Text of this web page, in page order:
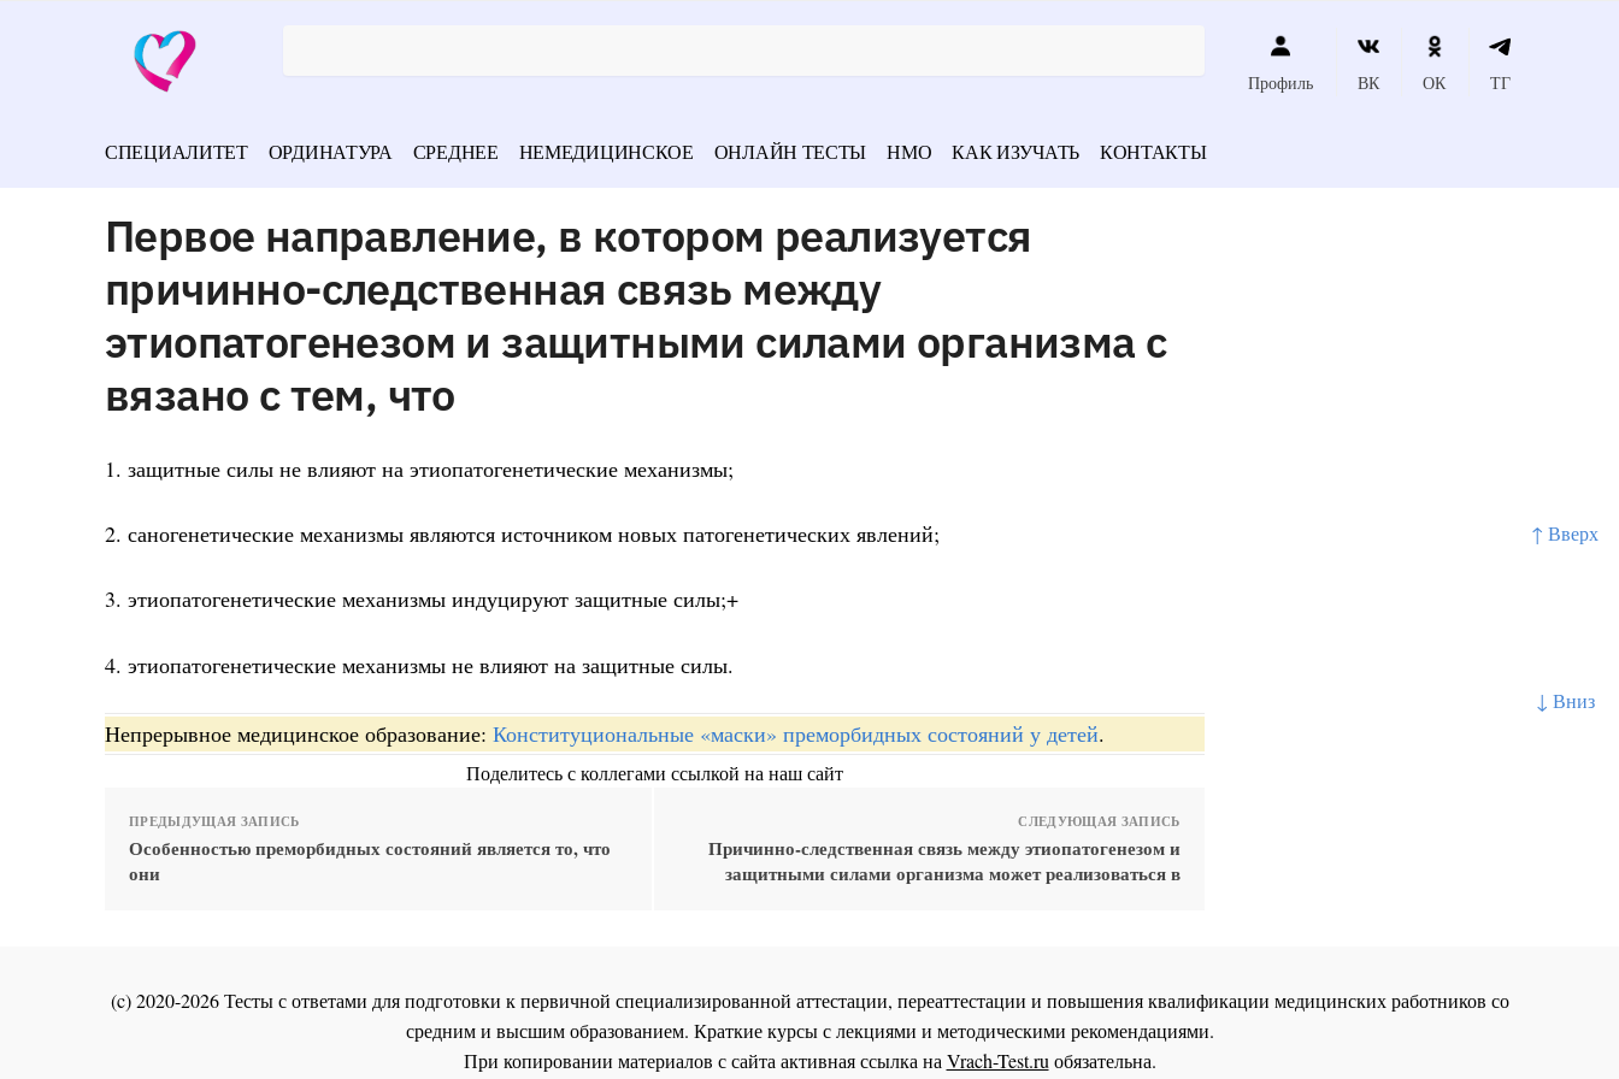
↑ Вверх
↓ Вниз
Профиль ВК ОК ТГ
СПЕЦИАЛИТЕТ ОРДИНАТУРА СРЕДНЕЕ НЕМЕДИЦИНСКОЕ ОНЛАЙН ТЕСТЫ НМО КАК ИЗУЧАТЬ КОНТАКТЫ
Первое направление, в котором реализуется
причинно-следственная связь между
этиопатогенезом и защитными силами организма с
вязано с тем, что
1. защитные силы не влияют на этиопатогенетические механизмы;
2. саногенетические механизмы являются источником новых патогенетических явлений;
3. этиопатогенетические механизмы индуцируют защитные силы;+
4. этиопатогенетические механизмы не влияют на защитные силы.
Непрерывное медицинское образование: Конституциональные «маски» преморбидных состояний у детей.
Поделитесь с коллегами ссылкой на наш сайт
ПРЕДЫДУЩАЯ ЗАПИСЬ
Особенностью преморбидных состояний является то, что
они
СЛЕДУЮЩАЯ ЗАПИСЬ
Причинно-следственная связь между этиопатогенезом и
защитными силами организма может реализоваться в
(c) 2020-2026 Тесты с ответами для подготовки к первичной специализированной аттестации, переаттестации и повышения квалификации медицинских работников со
средним и высшим образованием. Краткие курсы с лекциями и методическими рекомендациями.
При копировании материалов с сайта активная ссылка наVrach-Test.ruобязательна.